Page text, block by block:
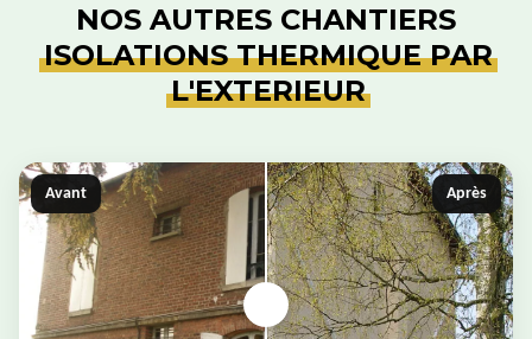
NOS AUTRES CHANTIERS
ISOLATIONS THERMIQUE PAR
L'EXTERIEUR
Avant Après